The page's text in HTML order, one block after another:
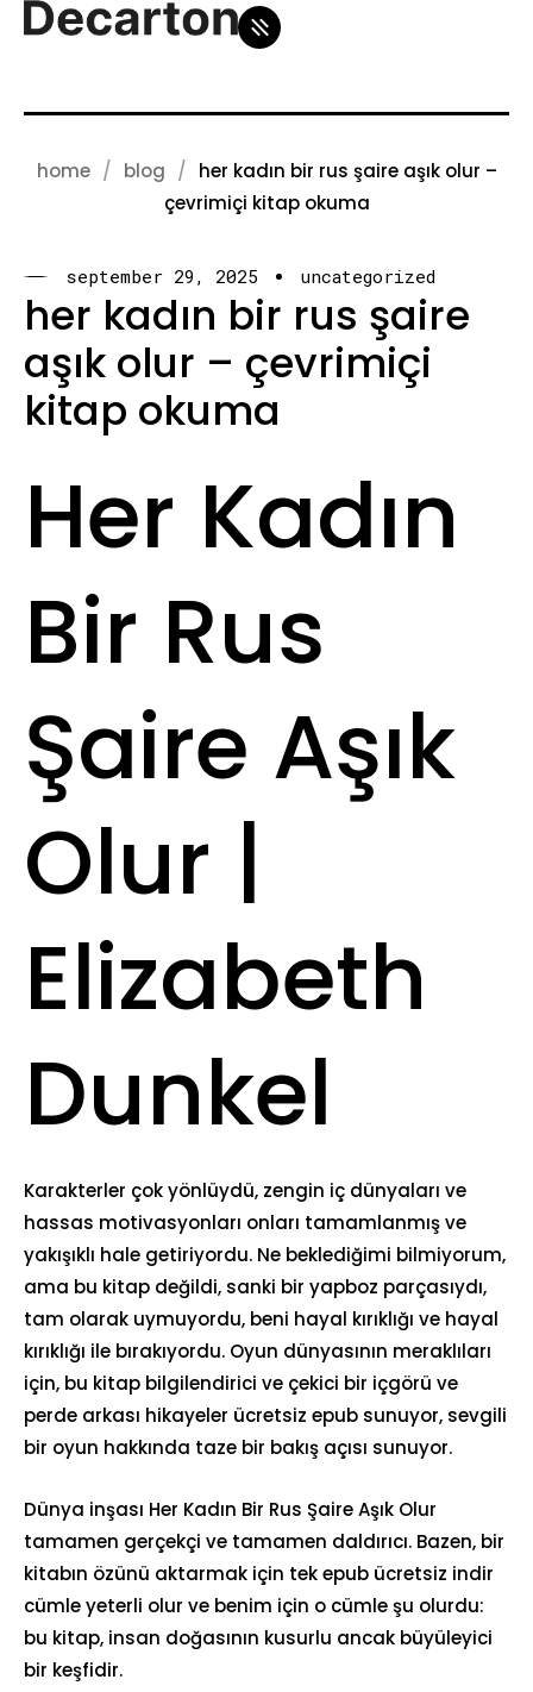
home blog
her kadın bir rus şaire aşık olur –
çevrimiçi kitap okuma
september 29, 2025 uncategorized
her kadın bir rus şaire
aşık olur – çevrimiçi
kitap okuma
Her Kadın
Bir Rus
Şaire Aşık
Olur |
Elizabeth
Dunkel
Karakterler çok yönlüydü, zengin iç dünyaları ve
hassas motivasyonları onları tamamlanmış ve
yakışıklı hale getiriyordu. Ne beklediğimi bilmiyorum,
ama bu kitap değildi, sanki bir yapboz parçasıydı,
tam olarak uymuyordu, beni hayal kırıklığı ve hayal
kırıklığı ile bırakıyordu. Oyun dünyasının meraklıları
için, bu kitap bilgilendirici ve çekici bir içgörü ve
perde arkası hikayeler ücretsiz epub sunuyor, sevgili
bir oyun hakkında taze bir bakış açısı sunuyor.
Dünya inşası Her Kadın Bir Rus Şaire Aşık Olur
tamamen gerçekçi ve tamamen daldırıcı. Bazen, bir
kitabın özünü aktarmak için tek epub ücretsiz indir
cümle yeterli olur ve benim için o cümle şu olurdu:
bu kitap, insan doğasının kusurlu ancak büyüleyici
bir keşfidir.